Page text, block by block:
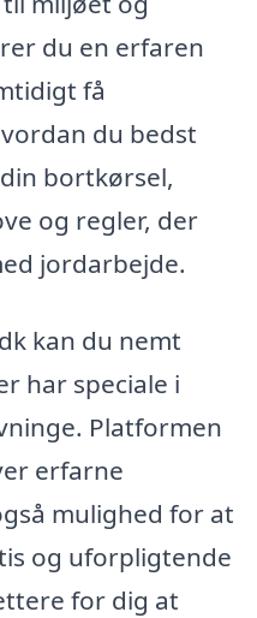
du en erfaren
få
du bedst
bortkørsel,
og regler, der
jordarbejde.
kan du nemt
har speciale i
Platformen
erfarne
mulighed for at
og uforpligtende
for dig at